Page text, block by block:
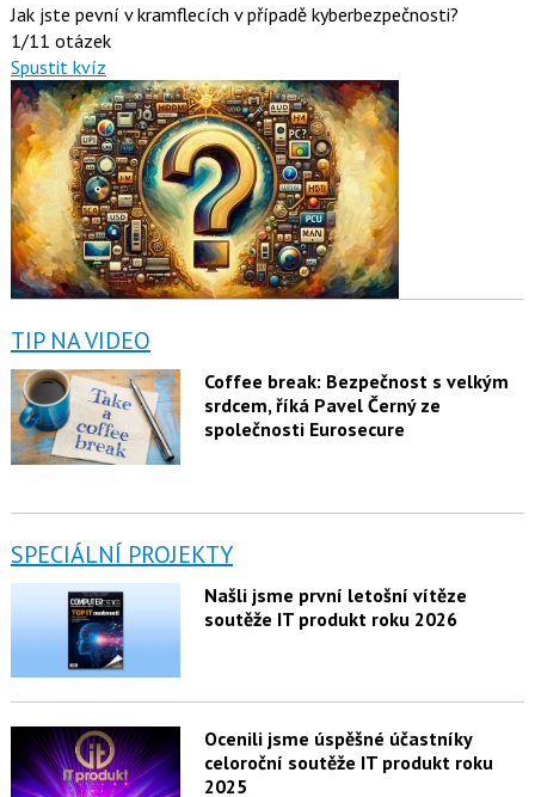
Jak jste pevní v kramflecích v případě kyberbezpečnosti?
1/11 otázek
Spustit kvíz
TIP NA VIDEO
Coffee break: Bezpečnost s velkým
srdcem, říká Pavel Černý ze
společnosti Eurosecure
SPECIÁLNÍ PROJEKTY
Našli jsme první letošní vítěze
soutěže IT produkt roku 2026
Ocenili jsme úspěšné účastníky
celoroční soutěže IT produkt roku
2025